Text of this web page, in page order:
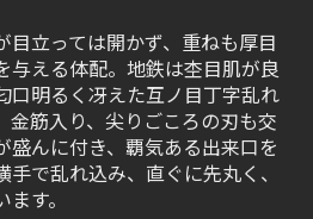
目立っては開かず、重ねも厚目
与える体配。地鉄は杢目肌が良
口明るく冴えた互ノ目丁字乱れ
金筋入り、尖りごころの刃も交
盛んに付き、覇気ある出来口を
で乱れ込み、直ぐに先丸く、
す。